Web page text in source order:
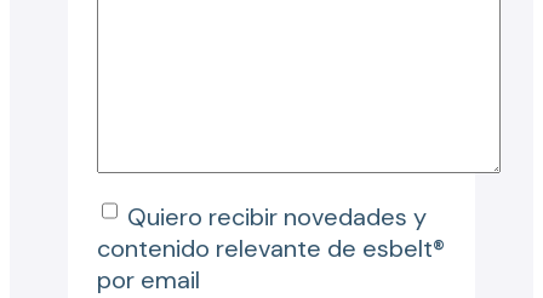
Quiero recibir novedades y
contenido relevante de esbelt®
por email